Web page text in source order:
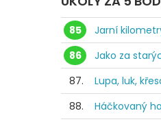
85
Jarní
86
Jako za
87.
Lupa, luk,
88.
Háčkovaný